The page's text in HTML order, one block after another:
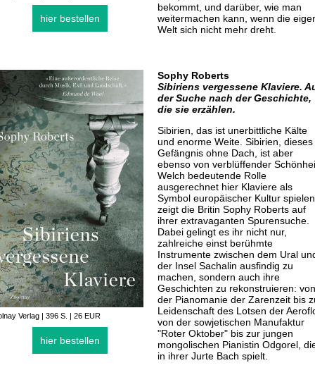
hier bestellen
bekommt, und darüber, wie man
weitermachen kann, wenn die
Welt sich nicht mehr dreht.
Verlag | 396 S. | 26 EUR
hier bestellen
Sophy Roberts
Sibiriens vergessene Klaviere.
der Suche nach der Geschichte,
die sie erzählen.
Sibirien, das ist unerbittliche Kälte
und enorme Weite. Sibirien, dieses
Gefängnis ohne Dach, ist aber
ebenso von verblüffender
Welch bedeutende Rolle
ausgerechnet hier Klaviere als
Symbol europäischer Kultur spielen,
zeigt die Britin Sophy Roberts auf
ihrer extravaganten Spurensuche.
Dabei gelingt es ihr nicht nur,
zahlreiche einst berühmte
Instrumente zwischen dem Ural
der Insel Sachalin ausfindig zu
machen, sondern auch ihre
Geschichten zu rekonstruieren: von
der Pianomanie der Zarenzeit bis
Leidenschaft des Lotsen der
von der sowjetischen Manufaktur
"Roter Oktober" bis zur jungen
mongolischen Pianistin Odgorel,
in ihrer Jurte Bach spielt.